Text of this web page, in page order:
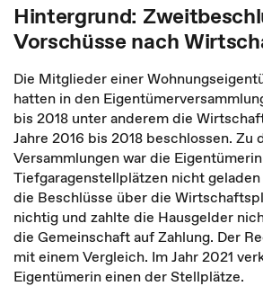
Hintergrund:
Vorschüsse nach
Die Mitglieder einer
hatten in den
bis 2018 unter anderem die
Jahre 2016 bis 2018 beschlossen. Zu
Versammlungen war die
Tiefgaragenstellplätzen nicht
die Beschlüsse über die
nichtig und zahlte die Hausgelder
die Gemeinschaft auf Zahlung. Der
mit einem Vergleich. Im Jahr 2021
Eigentümerin einen der Stellplätze.